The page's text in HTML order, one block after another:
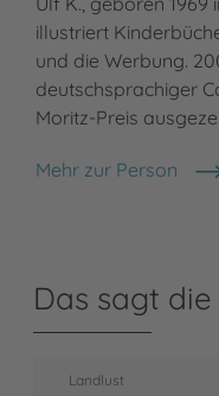
illustriert
und die Werbung.
deutschsprachiger
Moritz-Preis
Mehr zur Person
Ulf K.
Das sagt die
Landlust